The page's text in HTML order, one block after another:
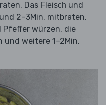
Das Fleisch und
2–3Min. mitbraten.
Pfeffer würzen, die
und weitere 1–2Min.